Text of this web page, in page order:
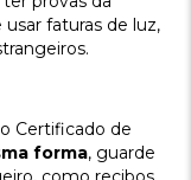
usar faturas de luz,
Certificado de
forma, guarde